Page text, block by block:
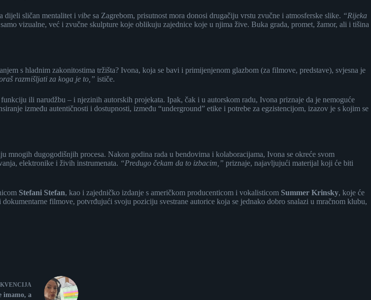
dijeli sličan mentalitet i vibe sa Zagrebom, prisutnost mora donosi drugačiju vrstu zvučne i atmosferske slike. “Rijeka
vizualne, već i zvučne skulpture koje oblikuju zajednice koje u njima žive. Buka grada, promet, žamor, ali i tišina
s hladnim zakonitostima tržišta? Ivona, koja se bavi i primijenjenom glazbom (za filmove, predstave), svjesna je
razmišljati za koga je to,” ističe.
ili narudžbu – i njezinih autorskih projekata. Ipak, čak i u autorskom radu, Ivona priznaje da je nemoguće
između autentičnosti i dostupnosti, između “underground” etike i potrebe za egzistencijom, izazov je s kojim se
dugogodišnjih procesa. Nakon godina rada u bendovima i kolaboracijama, Ivona se okreće svom
elektronike i živih instrumenata. “Predugo čekam da to izbacim,” priznaje, najavljujući materijal koji će biti
Stefani Stefan, kao i zajedničko izdanje s američkom producenticom i vokalisticom Summer Krinsky, koje će
filmove, potvrđujući svoju poziciju svestrane autorice koja se jednako dobro snalazi u mračnom klubu,
imamo, a